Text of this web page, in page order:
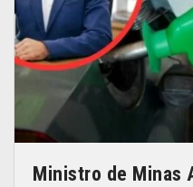
Ministro de Minas